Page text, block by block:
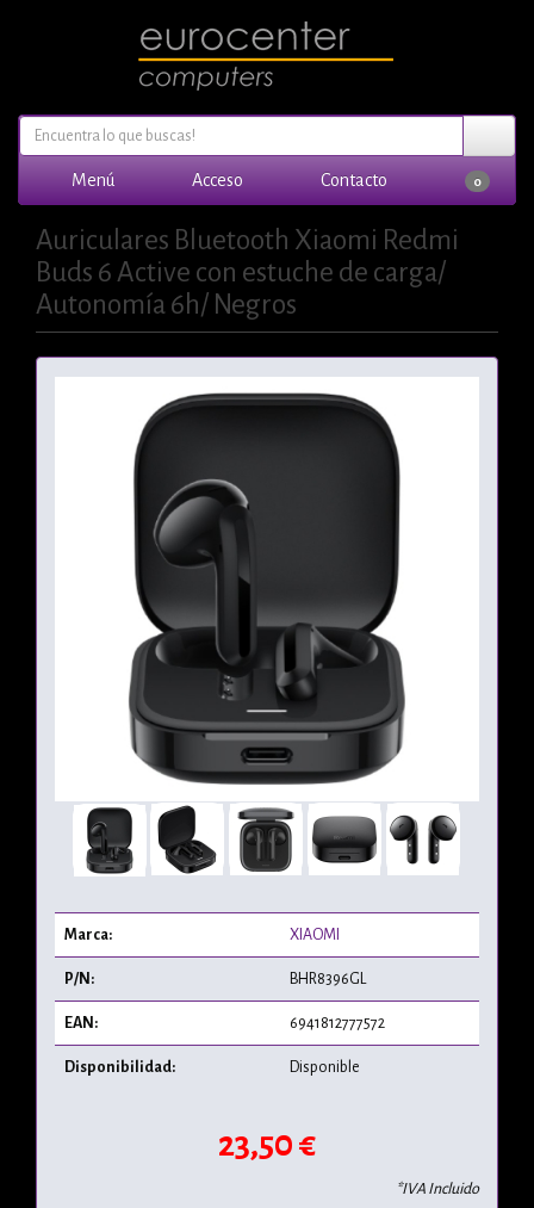
Menú Acceso Contacto 0
Auriculares Bluetooth Xiaomi Redmi
Buds 6 Active con estuche de carga/
Autonomía 6h/ Negros
Marca: XIAOMI
P/N: BHR8396GL
EAN: 6941812777572
Disponibilidad: Disponible
23,50 €
*IVA Incluido